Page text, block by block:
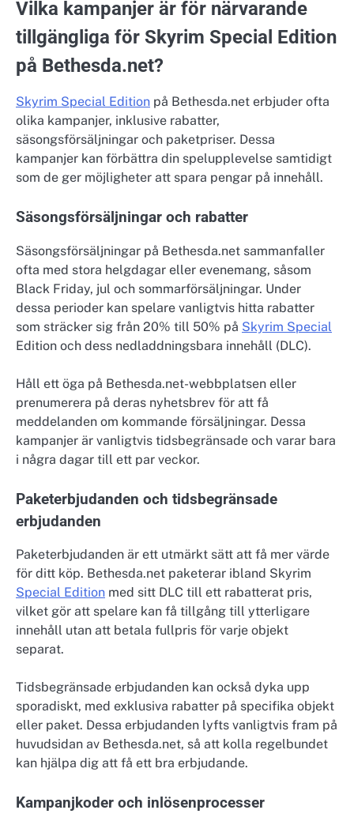
Vilka kampanjer är för närvarande
tillgängliga för Skyrim Special Edition
på Bethesda.net?
Skyrim Special Edition på Bethesda.net erbjuder ofta
olika kampanjer, inklusive rabatter,
säsongsförsäljningar och paketpriser. Dessa
kampanjer kan förbättra din spelupplevelse samtidigt
som de ger möjligheter att spara pengar på innehåll.
Säsongsförsäljningar och rabatter
Säsongsförsäljningar på Bethesda.net sammanfaller
ofta med stora helgdagar eller evenemang, såsom
Black Friday, jul och sommarförsäljningar. Under
dessa perioder kan spelare vanligtvis hitta rabatter
som sträcker sig från 20% till 50% på Skyrim Special
Edition och dess nedladdningsbara innehåll (DLC).
Håll ett öga på Bethesda.net-webbplatsen eller
prenumerera på deras nyhetsbrev för att få
meddelanden om kommande försäljningar. Dessa
kampanjer är vanligtvis tidsbegränsade och varar bara
i några dagar till ett par veckor.
Paketerbjudanden och tidsbegränsade
erbjudanden
Paketerbjudanden är ett utmärkt sätt att få mer värde
för ditt köp. Bethesda.net paketerar ibland Skyrim
Special Edition med sitt DLC till ett rabatterat pris,
vilket gör att spelare kan få tillgång till ytterligare
innehåll utan att betala fullpris för varje objekt
separat.
Tidsbegränsade erbjudanden kan också dyka upp
sporadiskt, med exklusiva rabatter på specifika objekt
eller paket. Dessa erbjudanden lyfts vanligtvis fram på
huvudsidan av Bethesda.net, så att kolla regelbundet
kan hjälpa dig att få ett bra erbjudande.
Kampanjkoder och inlösenprocesser